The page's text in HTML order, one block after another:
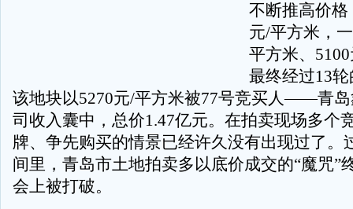
不断推高价格
元/平方米，
平方米、
最终经过13
该地块以5270元/平方米被77号竞买人——青
司收入囊中，总价1.47亿元。在拍卖现场多个
牌、争先购买的情景已经许久没有出现过了。
间里，青岛市土地拍卖多以底价成交的“魔咒”
会上被打破。